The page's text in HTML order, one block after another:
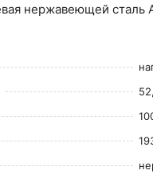
нержавеющей сталь